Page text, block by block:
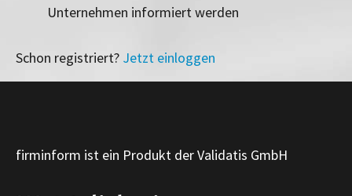
Unternehmen informiert werden
Schon registriert? Jetzt einloggen
firminform ist ein Produkt der Validatis GmbH